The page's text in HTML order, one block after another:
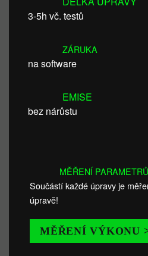
3-5h vč. testů
ZÁRUKA
na software
EMISE
bez nárůstu
MĚŘENÍ
Součástí každé úpravy je
úpravě!
MĚŘENÍ VÝKONU